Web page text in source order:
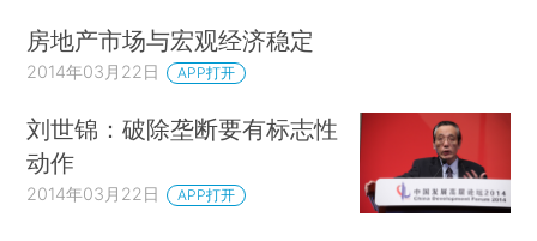
房地产市场与宏观经济稳定
2014年03月22日 APP打开
刘世锦：破除垄断要有标志性
动作
2014年03月22日 APP打开